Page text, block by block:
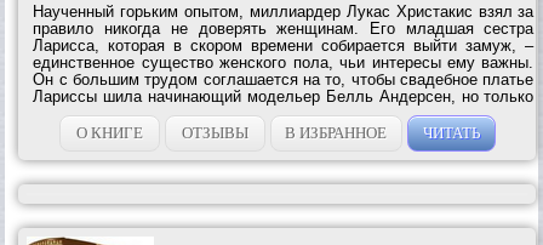
Наученный горьким опытом, миллиардер Лукас Христакис взял за
правило никогда не доверять женщинам. Его младшая сестра
Ларисса, которая в скором времени собирается выйти замуж, –
единственное существо женского пола, чьи интересы ему важны.
Он с большим трудом соглашается на то, чтобы свадебное платье
Лариссы шила начинающий модельер Белль Андерсен, но только
при условии, что он будет лично все...
О КНИГЕ
ОТЗЫВЫ В ИЗБРАННОЕ ЧИТАТЬ